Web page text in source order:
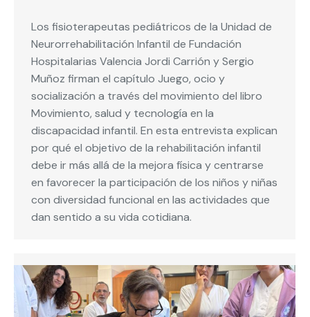
Los fisioterapeutas pediátricos de la Unidad de
Neurorrehabilitación Infantil de Fundación
Hospitalarias Valencia Jordi Carrión y Sergio
Muñoz firman el capítulo Juego, ocio y
socialización a través del movimiento del libro
Movimiento, salud y tecnología en la
discapacidad infantil. En esta entrevista explican
por qué el objetivo de la rehabilitación infantil
debe ir más allá de la mejora física y centrarse
en favorecer la participación de los niños y niñas
con diversidad funcional en las actividades que
dan sentido a su vida cotidiana.